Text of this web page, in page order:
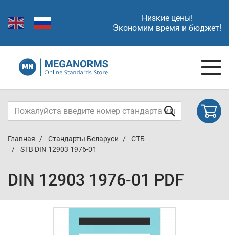
Низкие цены!
Экономим время и бюджет!
Главная Стандарты Беларуси
СТБ
STB DIN 12903 1976-01
DIN 12903 1976-01 PDF